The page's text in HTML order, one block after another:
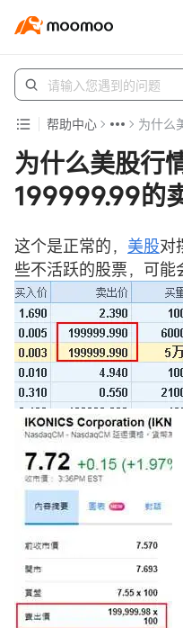
帮助中心 为什么
为什么美股行
199999.99的
这个是正常的， 美股对
些不活跃的股票，可能